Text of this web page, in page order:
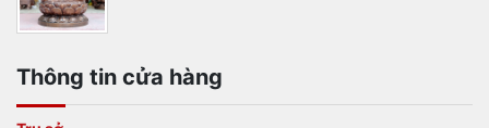
Thông tin cửa hàng